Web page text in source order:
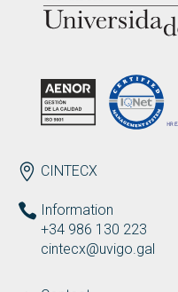
ENDEREZO EN
CINTECX
Information
+34 986 130 223
cintecx@uvigo.gal